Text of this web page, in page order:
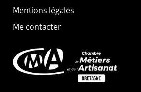
Mentions légales
Me contacter